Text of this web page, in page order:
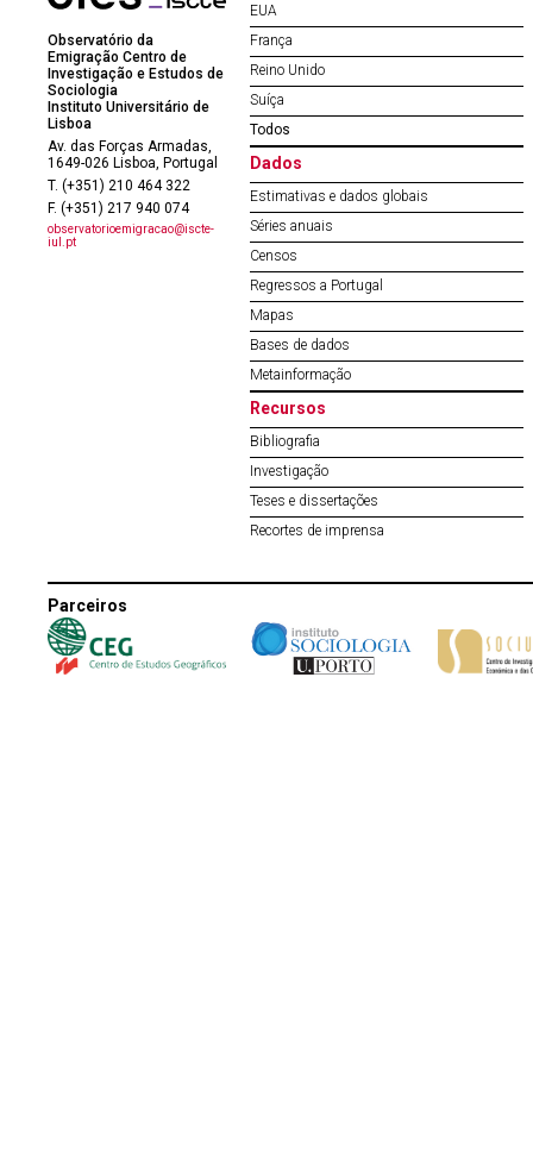
Observatório da
Emigração Centro de
Investigação e Estudos de
Sociologia
Instituto Universitário de
Lisboa
Av. das Forças Armadas,
1649-026 Lisboa, Portugal
T. (+351) 210 464 322
F. (+351) 217 940 074
observatorioemigracao@iscte-
iul.pt
EUA
França
Reino Unido
Suíça
Todos
Dados
Estimativas e dados globais
Séries anuais
Censos
Regressos a Portugal
Mapas
Bases de dados
Metainformação
Recursos
Bibliografia
Investigação
Teses e dissertações
Recortes de imprensa
Parceiros